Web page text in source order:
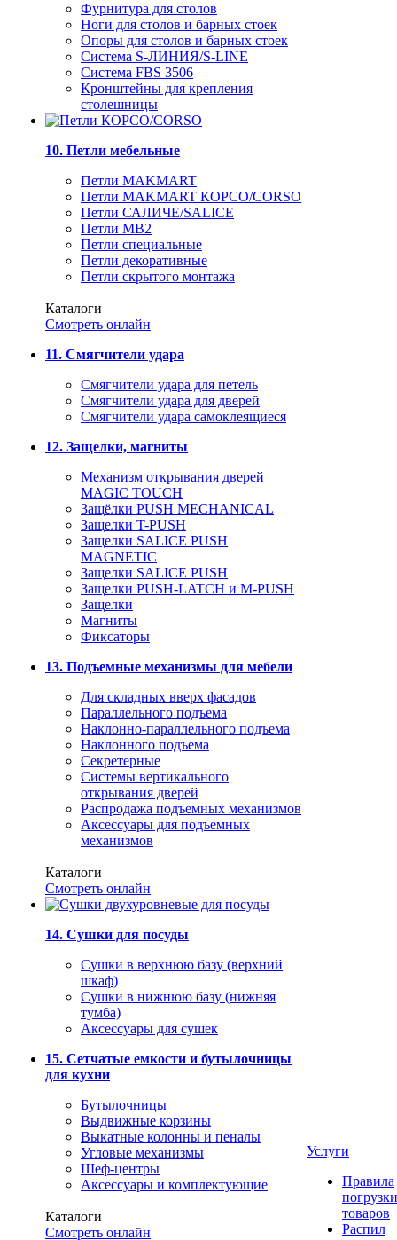
Фурнитура для столов
Ноги для столов и барных стоек
Опоры для столов и барных стоек
Система S-ЛИНИЯ/S-LINE
Система FBS 3506
Кронштейны для крепления
столешницы
10. Петли мебельные
Петли MAKMART
Петли MAKMART КОРСО/CORSO
Петли САЛИЧЕ/SALICE
Петли MB2
Петли специальные
Петли декоративные
Петли скрытого монтажа
Каталоги
Смотреть онлайн
11. Смягчители удара
Смягчители удара для петель
Смягчители удара для дверей
Cмягчители удара самоклеящиеся
12. Защелки, магниты
Механизм открывания дверей
MAGIC TOUCH
Защёлки PUSH MECHANICAL
Защелки T-PUSH
Защелки SALICE PUSH
MAGNETIC
Защелки SALICE PUSH
Защелки PUSH-LATCH и M-PUSH
Защелки
Магниты
Фиксаторы
13. Подъемные механизмы для мебели
Для складных вверх фасадов
Параллельного подъема
Наклонно-параллельного подъема
Наклонного подъема
Секретерные
Системы вертикального
открывания дверей
Распродажа подъемных механизмов
Аксессуары для подъемных
механизмов
Каталоги
Смотреть онлайн
14. Сушки для посуды
Сушки в верхнюю базу (верхний
шкаф)
Сушки в нижнюю базу (нижняя
тумба)
Аксессуары для сушек
15. Сетчатые емкости и бутылочницы
для кухни
Бутылочницы
Выдвижные корзины
Выкатные колонны и пеналы
Угловые механизмы
Шеф-центры
Аксессуары и комплектующие
Каталоги
Смотреть онлайн
Услуги
Правила
погрузки
товаров
Распил